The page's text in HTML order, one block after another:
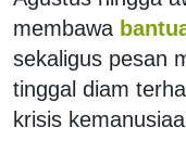
membawa
sekaligus pesan
tinggal diam
krisis